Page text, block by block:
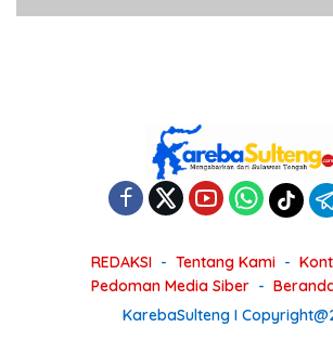
REDAKSI Tentang Kami
Pedoman Media Siber
KarebaSulteng I